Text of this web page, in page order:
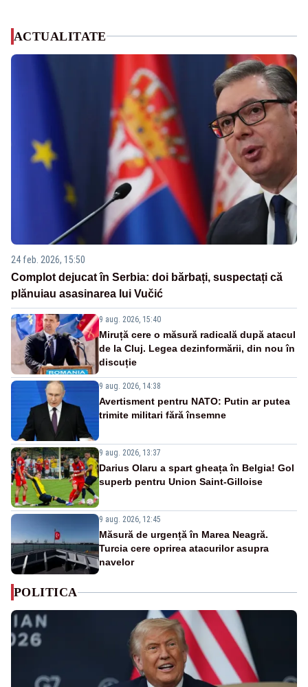
ACTUALITATE
24 feb. 2026, 15:50
Complot dejucat în Serbia: doi bărbați, suspectați că
plănuiau asasinarea lui Vučić
9 aug. 2026, 15:40
Miruță cere o măsură radicală după atacul
de la Cluj. Legea dezinformării, din nou în
discuție
9 aug. 2026, 14:38
Avertisment pentru NATO: Putin ar putea
trimite militari fără însemne
9 aug. 2026, 13:37
Darius Olaru a spart gheața în Belgia! Gol
superb pentru Union Saint-Gilloise
9 aug. 2026, 12:45
Măsură de urgență în Marea Neagră.
Turcia cere oprirea atacurilor asupra
navelor
POLITICA